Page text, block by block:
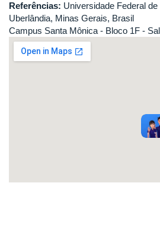
Referências: Universidade Federal
Uberlândia, Minas Gerais, Brasil
Campus Santa Mônica - Bloco 1F -